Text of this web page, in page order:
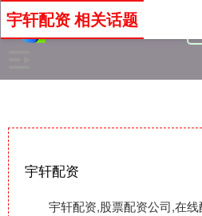
宇轩配资
宇轩配资,股票配资公司,在
宇轩配资 相关话题